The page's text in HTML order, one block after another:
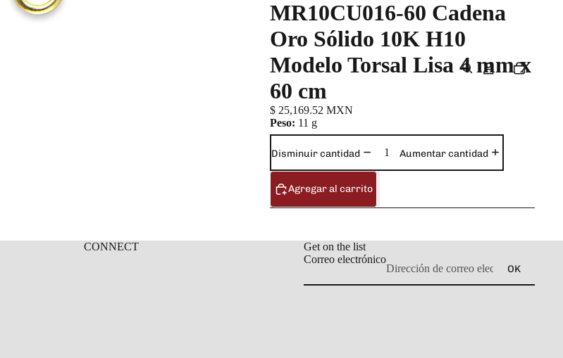
MR10CU016-60 Cadena
Oro Sólido 10K H10
Modelo Torsal Lisa 4 mm x
60 cm
$ 25,169.52 MXN
Peso: 11 g
Disminuir cantidad Aumentar cantidad
Agregar al carrito
CONNECT
Get on the list
Correo electrónico
OK